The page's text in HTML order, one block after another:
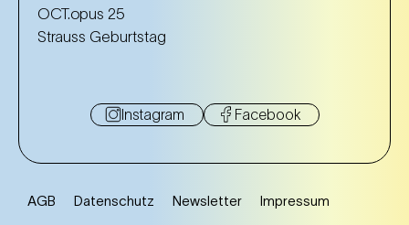
OCT.opus 25
Strauss Geburtstag
Instagram Facebook
AGB Datenschutz Newsletter Impressum